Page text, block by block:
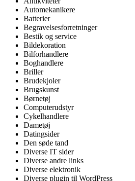
Automekanikere
Batterier
Begravelsesforretninger
Bestik og service
Bildekoration
Bilforhandlere
Boghandlere
Briller
Brudekjoler
Brugskunst
Børnetøj
Computerudstyr
Cykelhandlere
Dametøj
Datingsider
Den søde tand
Diverse IT sider
Diverse andre links
Diverse elektronik
Diverse plugin til WordPress